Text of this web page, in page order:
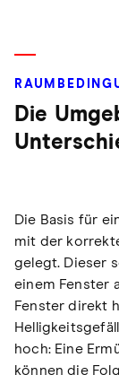
Die
Die Basis für
mit der
gelegt. Dieser
einem Fenster
Fenster direkt
hoch: Eine
können die